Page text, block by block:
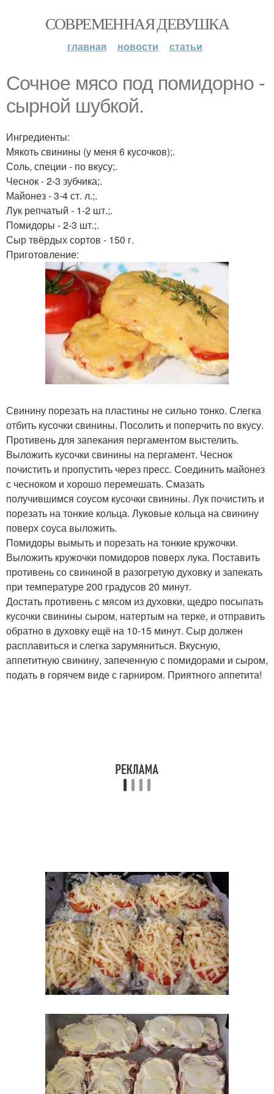
СОВРЕМЕННАЯ ДЕВУШКА
главная новости статьи
Сочное мясо под помидорно -
сырной шубкой.
Ингредиенты:
Мякоть свинины (у меня 6 кусочков);.
Соль, специи - по вкусу;.
Чеснок - 2-3 зубчика;.
Майонез - 3-4 ст. л.;.
Лук репчатый - 1-2 шт.;.
Помидоры - 2-3 шт.;.
Сыр твёрдых сортов - 150 г.
Приготовление:
Свинину порезать на пластины не сильно тонко. Слегка
отбить кусочки свинины. Посолить и поперчить по вкусу.
Противень для запекания пергаментом выстелить.
Выложить кусочки свинины на пергамент. Чеснок
почистить и пропустить через пресс. Соединить майонез
с чесноком и хорошо перемешать. Смазать
получившимся соусом кусочки свинины. Лук почистить и
порезать на тонкие кольца. Луковые кольца на свинину
поверх соуса выложить.
Помидоры вымыть и порезать на тонкие кружочки.
Выложить кружочки помидоров поверх лука. Поставить
противень со свининой в разогретую духовку и запекать
при температуре 200 градусов 20 минут.
Достать противень с мясом из духовки, щедро посыпать
кусочки свинины сыром, натертым на терке, и отправить
обратно в духовку ещё на 10-15 минут. Сыр должен
расплавиться и слегка зарумяниться. Вкусную,
аппетитную свинину, запеченную с помидорами и сыром,
подать в горячем виде с гарниром. Приятного аппетита!